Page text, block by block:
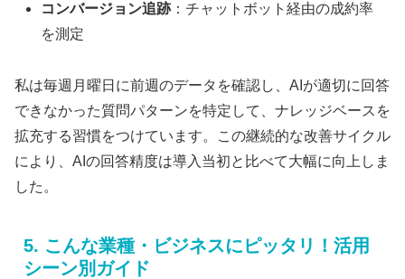
コンバージョン追跡：チャットボット経由の成約率
を測定
私は毎週月曜日に前週のデータを確認し、AIが適切に回答
できなかった質問パターンを特定して、ナレッジベースを
拡充する習慣をつけています。この継続的な改善サイクル
により、AIの回答精度は導入当初と比べて大幅に向上しま
した。
5. こんな業種・ビジネスにピッタリ！活用
シーン別ガイド